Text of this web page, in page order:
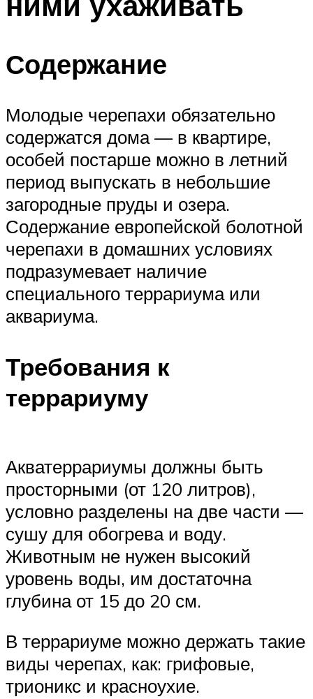
Содержание
Молодые черепахи обязательно
содержатся дома — в квартире,
особей постарше можно в летний
период выпускать в небольшие
загородные пруды и озера.
Содержание европейской болотной
черепахи в домашних условиях
подразумевает наличие
специального террариума или
аквариума.
Требования к
террариуму
Акватеррариумы должны быть
просторными (от 120 литров),
условно разделены на две части —
сушу для обогрева и воду.
Животным не нужен высокий
уровень воды, им достаточна
глубина от 15 до 20 см.
В террариуме можно держать такие
виды черепах, как: грифовые,
трионикс и красноухие.